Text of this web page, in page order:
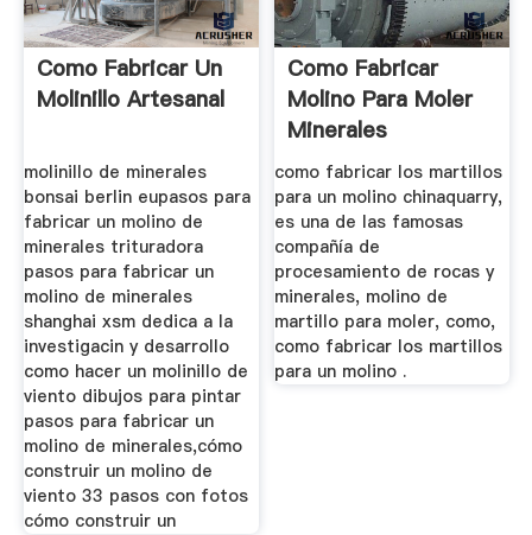
Como Fabricar Un
Molinillo Artesanal
molinillo de minerales
bonsai berlin eupasos para
fabricar un molino de
minerales trituradora
pasos para fabricar un
molino de minerales
shanghai xsm dedica a la
investigacin y desarrollo
como hacer un molinillo de
viento dibujos para pintar
pasos para fabricar un
molino de minerales,cómo
construir un molino de
viento 33 pasos con fotos
cómo construir un
Como Fabricar
Molino Para Moler
Minerales
como fabricar los martillos
para un molino chinaquarry,
es una de las famosas
compañía de
procesamiento de rocas y
minerales, molino de
martillo para moler, como,
como fabricar los martillos
para un molino .